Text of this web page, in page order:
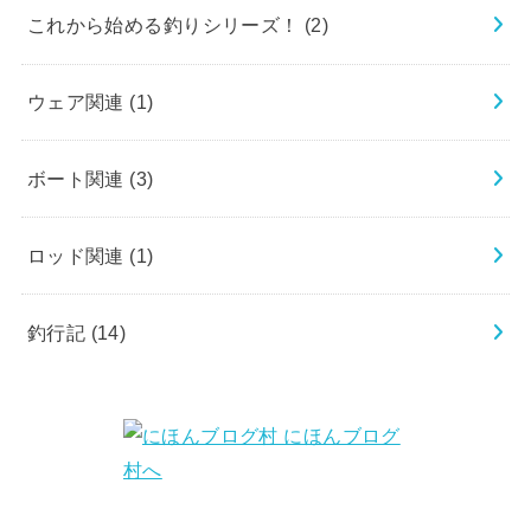
これから始める釣りシリーズ！ (2)
ウェア関連 (1)
ボート関連 (3)
ロッド関連 (1)
釣行記 (14)